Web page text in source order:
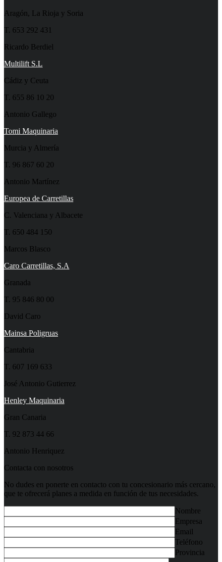
Aragón, La Rioja y Soria
T. 653 292 431
Ricardo Berdiel
Multilift S.L
Cádiz y Ceuta
T. 655 86 10 20
Antonio Gallego
Tomi Maquinaria
Murcia y Almería
T. 96 867 60 20
Antonio Martínez
Europea de Carretillas
C. Valenciana y Albacete
T. 650 484 150
Marcos Blasco
Caro Carretillas, S.A
Granada
T. 95 846 80 00
David Caro
Mainsa Poligruas
Cantabria
T. 607 169 633
José Antonio Gutierrez
Henley Maquinaria
Gran Canaria
T. 92 873 44 66
Antonio Henriquez
Contacta con nosotros
No dudes en ponerte en contacto con tu concesionario más cercano,
que te ofrecerá planes a medida en función de tus necesidades.
Nombre
Empresa
Email
Teléfono
Provincia